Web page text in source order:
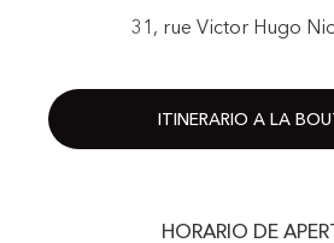
31, rue Victor Hugo
ITINERARIO A LA
HORARIO DE